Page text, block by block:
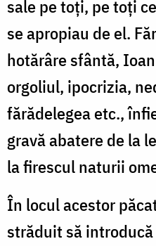
sale pe toţi, pe toţi
se apropiau de el.
hotărâre sfântă,
orgoliul, ipocrizia,
fărădelegea etc.,
gravă abatere de la
la firescul naturii
În locul acestor
străduit să